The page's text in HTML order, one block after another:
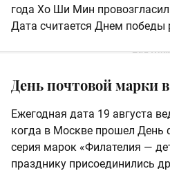
года Хо Ши Мин
Дата считается Днем победы
День почтовой марки
Ежегодная дата 19 августа
когда в Москве прошел День
серия марок «Филателия —
празднику присоединились